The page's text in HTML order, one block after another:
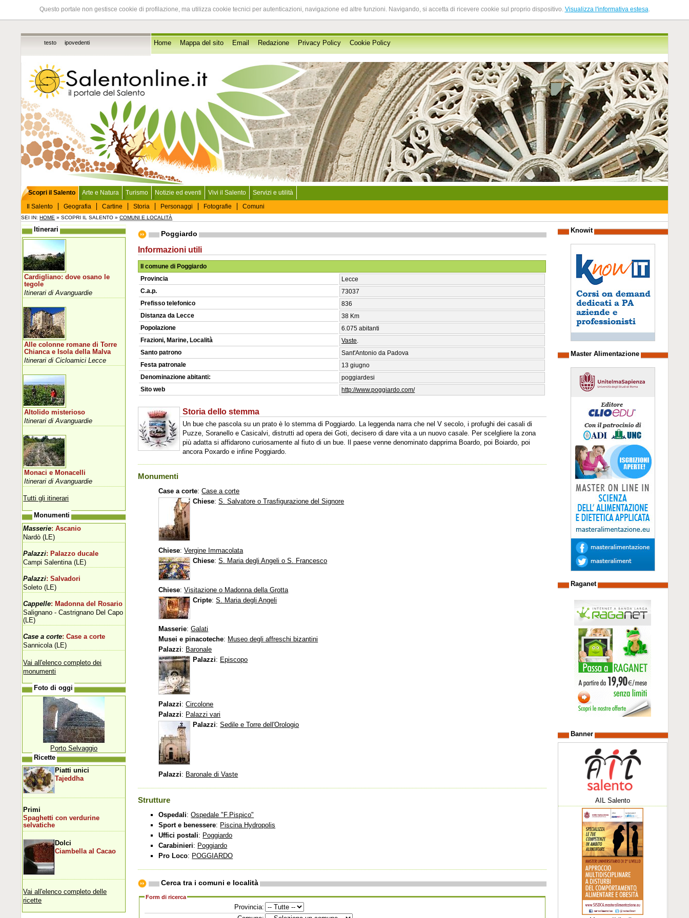
Questo portale non gestisce cookie di profilazione, ma utilizza cookie tecnici per autenticazioni, navigazione ed altre funzioni. Navigando, si accetta di ricevere cookie sul proprio dispositivo. Visualizza l'informativa estesa.
testo ipovedenti Home Mappa del sito Email Redazione Privacy Policy Cookie Policy
Scopri il Salento
Il Salento
Geografia Cartine Storia Personaggi Fotografie Comuni
Arte e Natura Turismo Notizie ed eventi Vivi il Salento Servizi e utilità
SEI IN:HOME » SCOPRI IL SALENTO »COMUNI E LOCALITÀ
Poggiardo
Informazioni utili
Il comune di Poggiardo
Provincia
Lecce
C.a.p.
73037
Prefisso telefonico
836
Distanza da Lecce
38 Km
Popolazione
6.075 abitanti
Frazioni, Marine, Località
Vaste
Santo patrono
Sant'Antonio da Padova
Festa patronale
13 giugno
Denominazione abitanti:
poggiardesi
Sito web
http://www.poggiardo.com/
Storia dello stemma
Un bue che pascola su un prato è lo stemma di Poggiardo. La leggenda narra che nel V secolo, i profughi dei casali di
Puzze, Soranello e Casicalvi, distrutti ad opera dei Goti, decisero di dare vita a un nuovo casale. Per scelgliere la zona
più adatta si affidarono curiosamente al fiuto di un bue. Il paese venne denominato dapprima Boardo, poi Boiardo, poi
ancora Poxardo e infine Poggiardo.
Monumenti
Case a corte:Case a corte
Chiese:S. Salvatore o Trasfigurazione del Signore
Chiese:Vergine Immacolata
Chiese:S. Maria degli Angeli o S. Francesco
Chiese:Visitazione o Madonna della Grotta
Cripte:S. Maria degli Angeli
Masserie:Galati
Musei e pinacoteche: Museo degli affreschi bizantini
Palazzi: Baronale
Palazzi: Episcopo
Palazzi:Circolone
Palazzi: Palazzi vari
Palazzi:Sedile e Torre dell'Orologio
Palazzi: Baronale di Vaste
Strutture
Ospedali:Ospedale "F.Pispico"
Sport e benessere: Piscina Hydropolis
Uffici postali: Poggiardo
Carabinieri: Poggiardo
Pro Loco: POGGIARDO
Cerca tra i comuni e località
Form di ricerca
Provincia:
Itinerari
Cardigliano: dove osano le
tegole
Itinerari di Avanguardie
Alle colonne romane di Torre
Chianca e Isola della Malva
Itinerari di Cicloamici Lecce
Altolido misterioso
Itinerari di Avanguardie
Monaci e Monacelli
Itinerari di Avanguardie
Tutti gli itinerari
Monumenti
Masserie: Ascanio
Nardò (LE)
Palazzi: Palazzo ducale
Campi Salentina (LE)
Palazzi: Salvadori
Soleto (LE)
Cappelle: Madonna del Rosario
Salignano - Castrignano Del Capo
(LE)
Case a corte: Case a corte
Sannicola (LE)
Vai all'elenco completo dei
monumenti
Foto di oggi
Porto Selvaggio
Ricette
Piatti unici
Tajeddha
Primi
Spaghetti con verdurine
selvatiche
Dolci
Ciambella al Cacao
Vai all'elenco completo delle
ricette
Knowit
Master Alimentazione
Raganet
Banner
AIL Salento